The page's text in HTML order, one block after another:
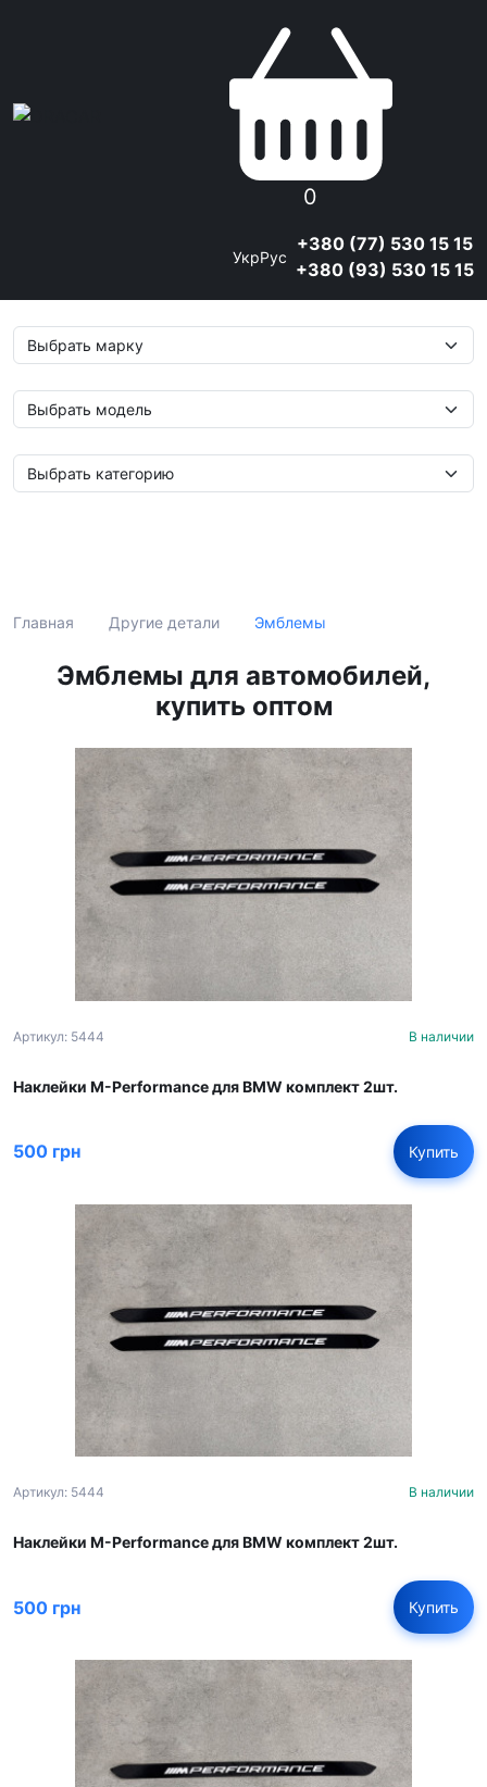
0
УкрРус
+380 (77) 530 15 15
+380 (93) 530 15 15
Главная Другие детали Эмблемы
Эмблемы для автомобилей,
купить оптом
Артикул: 5444 В наличии
Наклейки M-Performance для BMW комплект 2шт.
500 грн Купить
Артикул: 5444 В наличии
Наклейки M-Performance для BMW комплект 2шт.
500 грн Купить